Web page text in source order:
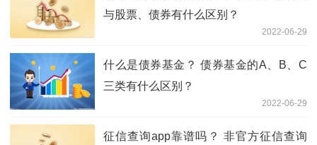
与股票、债券有什么区别？
2022-06-29
什么是债券基金？ 债券基金的A、B、C
三类有什么区别？
2022-06-29
征信查询app靠谱吗？ 非官方征信查询